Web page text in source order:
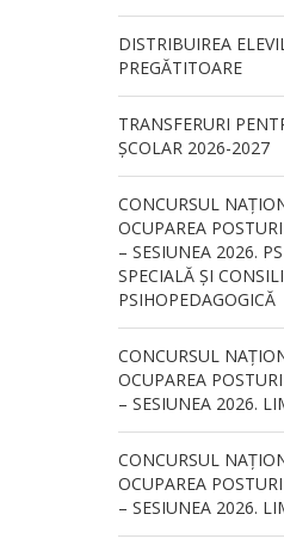
DISTRIBUIREA
PREGĂTITOARE
TRANSFERURI
ȘCOLAR 2026-2027
CONCURSUL
OCUPAREA
– SESIUNEA 2026.
SPECIALĂ ȘI
PSIHOPEDAGOGICĂ
CONCURSUL
OCUPAREA
– SESIUNEA 2026.
CONCURSUL
OCUPAREA
– SESIUNEA 2026.